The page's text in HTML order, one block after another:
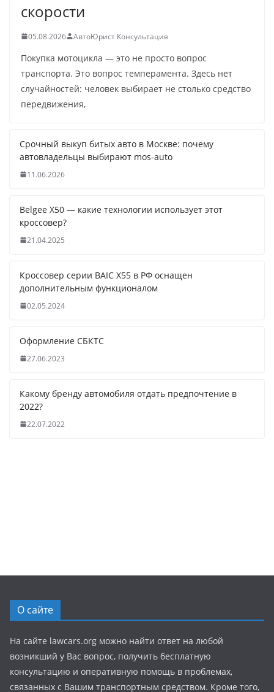
скорости
05.08.2026 АвтоЮрист Консультация
Покупка мотоцикла — это не просто вопрос
транспорта. Это вопрос темперамента. Здесь нет
случайностей: человек выбирает не столько средство
передвижения,
Срочный выкуп битых авто в Москве: почему
автовладельцы выбирают mos-auto
11.06.2026
Belgee X50 — какие технологии использует этот
кроссовер?
21.04.2025
Кроссовер серии BAIC X55 в РФ оснащен
дополнительным функционалом
02.05.2024
Оформление СБКТС
27.06.2023
Какому бренду автомобиля отдать предпочтение в
2022?
22.07.2022
О сайте
На сайте lawcars.org можно найти ответ на любой
возникший у Вас вопрос, получить бесплатную
консультацию и оперативную помощь в проблемах,
связанных с Вашим транспортным средством. Кроме того,